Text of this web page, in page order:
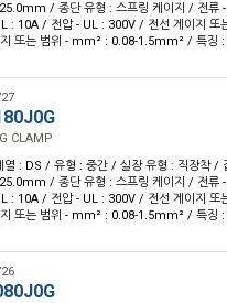
/ 종단 유형 : 스프링 케이지 / 전류
: 10A / 전압 - UL : 300V / 전선 게이지 또
또는 범위 - mm² : 0.08-1.5mm² / 특징 :
CLAMP
열 : DS / 유형 : 중간 / 실장 유형 : 직장착 /
/ 종단 유형 : 스프링 케이지 / 전류
: 10A / 전압 - UL : 300V / 전선 게이지 또
또는 범위 - mm² : 0.08-1.5mm² / 특징 :